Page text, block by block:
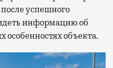
успешного
информацию об
особенностях объекта.